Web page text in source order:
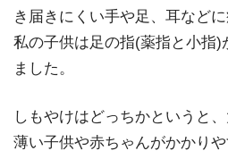
き届きにくい手や足、耳など
私の子供は足の指(薬指と小指)
ました。
しもやけはどっちかというと
薄い子供や赤ちゃんがかかり